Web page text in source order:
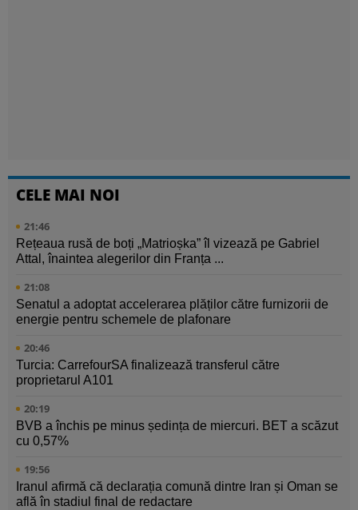
CELE MAI NOI
21:46
Rețeaua rusă de boți „Matrioșka” îl vizează pe Gabriel
Attal, înaintea alegerilor din Franța ...
21:08
Senatul a adoptat accelerarea plăților către furnizorii de
energie pentru schemele de plafonare
20:46
Turcia: CarrefourSA finalizează transferul către
proprietarul A101
20:19
BVB a închis pe minus ședința de miercuri. BET a scăzut
cu 0,57%
19:56
Iranul afirmă că declarația comună dintre Iran și Oman se
află în stadiul final de redactare